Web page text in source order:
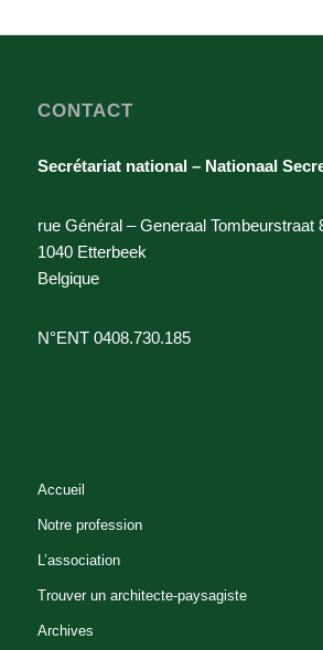
CONTACT
Secrétariat national – Nationaal
rue Général – Generaal Tombeurstraat
1040 Etterbeek
Belgique
N°ENT 0408.730.185
Accueil
Notre profession
L’association
Trouver un architecte-paysagiste
Archives